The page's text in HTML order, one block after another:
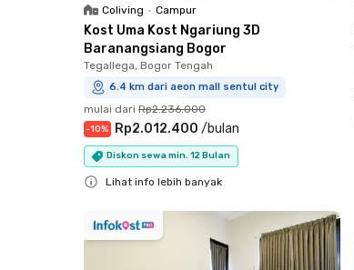
Coliving • Campur
Kost Uma Kost Ngariung 3D
Baranangsiang Bogor
Tegallega, Bogor Tengah
6.4 km dari aeon mall sentul city
mulai dari Rp2.236.000
-10% Rp2.012.400 /bulan
Diskon sewa min. 12 Bulan
Lihat info lebih banyak